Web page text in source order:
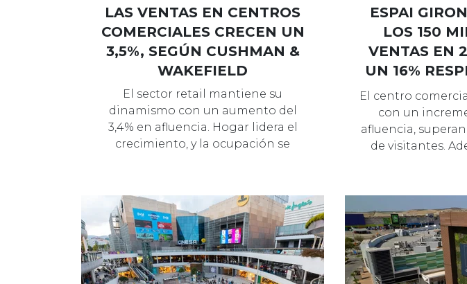
LAS VENTAS EN CENTROS
COMERCIALES CRECEN UN
3,5%, SEGÚN CUSHMAN &
WAKEFIELD
El sector retail mantiene su
dinamismo con un aumento del
3,4% en afluencia. Hogar lidera el
crecimiento, y la ocupación se
ESPAI
LOS 150
VENTAS EN
UN 16%
El centro
con un
afluencia,
de visitantes.